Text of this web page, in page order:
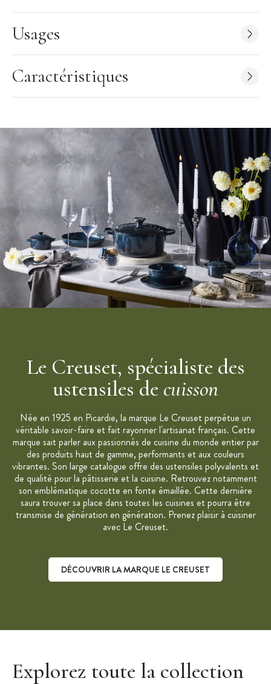
Résiste de -23 à +260°C
Passe au four et au congélateur
Passe au lave-vaisselle
Collection : Signature
Marque :Le Creuset
Usages
Caractéristiques
Le Creuset, spécialiste des
ustensiles de cuisson
Née en 1925 en Picardie, la marque Le Creuset perpétue un
véritable savoir-faire et fait rayonner l'artisanat français. Cette
marque sait parler aux passionnés de cuisine du monde entier par
des produits haut de gamme, performants et aux couleurs
vibrantes. Son large catalogue offre des ustensiles polyvalents et
de qualité pour la pâtisserie et la cuisine. Retrouvez notamment
son emblématique cocotte en fonte émaillée. Cette dernière
saura trouver sa place dans toutes les cuisines et pourra être
transmise de génération en génération. Prenez plaisir à cuisiner
avec Le Creuset.
DÉCOUVRIR LA MARQUE LE CREUSET
Explorez toute la collection